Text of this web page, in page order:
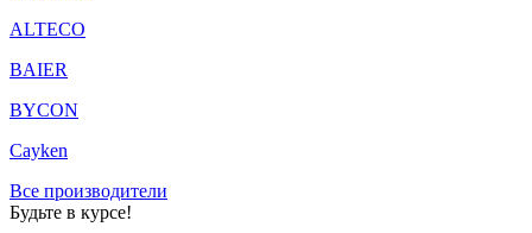
ALTECO
BAIER
BYCON
Cayken
Все производители
Будьте в курсе!